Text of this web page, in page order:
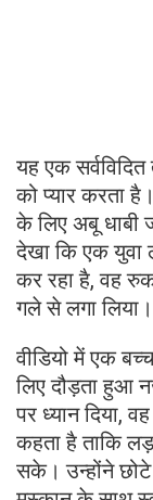
यह एक
को प्यार करता
के लिए अबू धाबी
देखा कि एक युवा
कर रहा है, वह
गले से लगा लिया।
वीडियो में एक
लिए दौड़ता हुआ
पर ध्यान दिया,
कहता है ताकि
सके। उन्होंने